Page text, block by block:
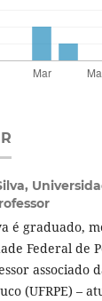
é graduado,
Federal de
associado
(UFRPE) –